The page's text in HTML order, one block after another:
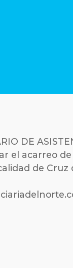
DE
el acarreo
de Cruz